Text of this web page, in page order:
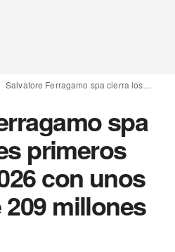
spa
primeros
con unos
millones